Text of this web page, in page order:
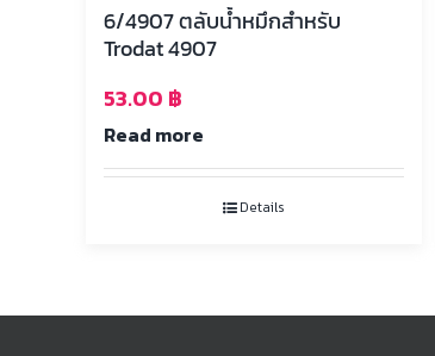
6/4907 ตลับน้ำหมึกสำหรับ
Trodat 4907
53.00 ฿
Read more
Details